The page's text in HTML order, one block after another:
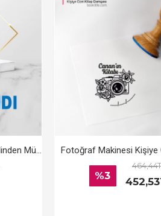
Onaylandı Otomatik Kendinden Mürekkepli Kaşe
%3